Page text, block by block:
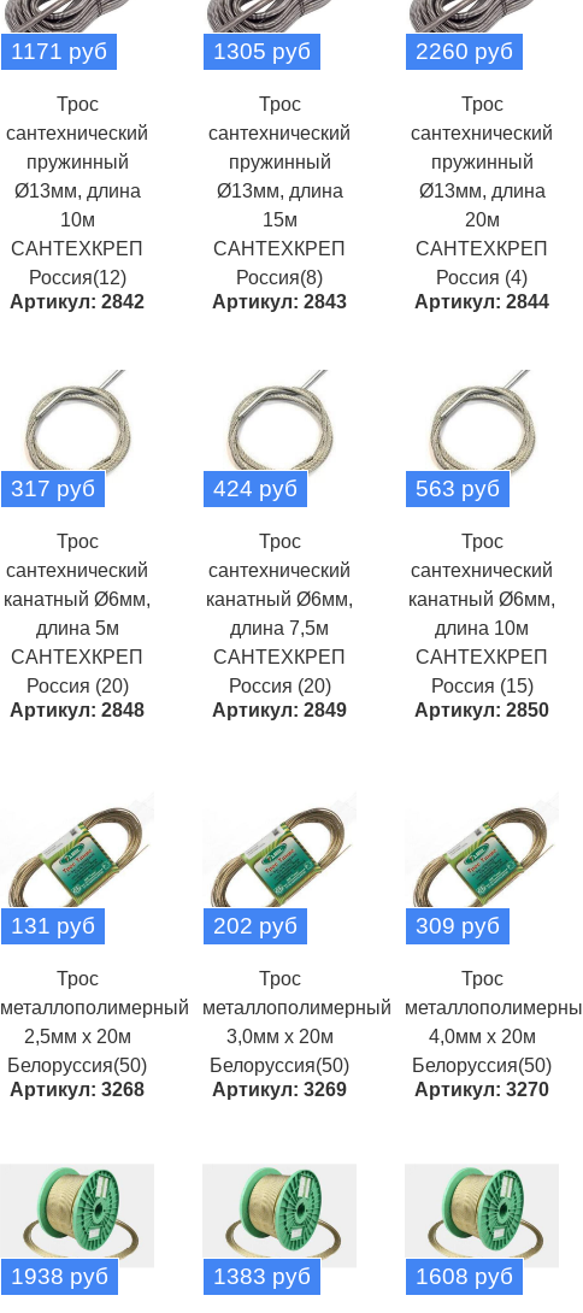
1171 руб
Трос
сантехнический
пружинный
Ø13мм, длина
10м
САНТЕХКРЕП
Россия(12)
Артикул: 2842
1305 руб
Трос
сантехнический
пружинный
Ø13мм, длина
15м
САНТЕХКРЕП
Россия(8)
Артикул: 2843
2260 руб
Трос
сантехнический
пружинный
Ø13мм, длина
20м
САНТЕХКРЕП
Россия (4)
Артикул: 2844
317 руб
Трос
сантехнический
канатный Ø6мм,
длина 5м
САНТЕХКРЕП
Россия (20)
Артикул: 2848
424 руб
Трос
сантехнический
канатный Ø6мм,
длина 7,5м
САНТЕХКРЕП
Россия (20)
Артикул: 2849
563 руб
Трос
сантехнический
канатный Ø6мм,
длина 10м
САНТЕХКРЕП
Россия (15)
Артикул: 2850
131 руб
Трос
металлополимерный
2,5мм х 20м
Белоруссия(50)
Артикул: 3268
202 руб
Трос
металлополимерный
3,0мм х 20м
Белоруссия(50)
Артикул: 3269
309 руб
Трос
4,0мм х 20м
Белоруссия(50)
Артикул: 3270
1938 руб 1383 руб 1608 руб